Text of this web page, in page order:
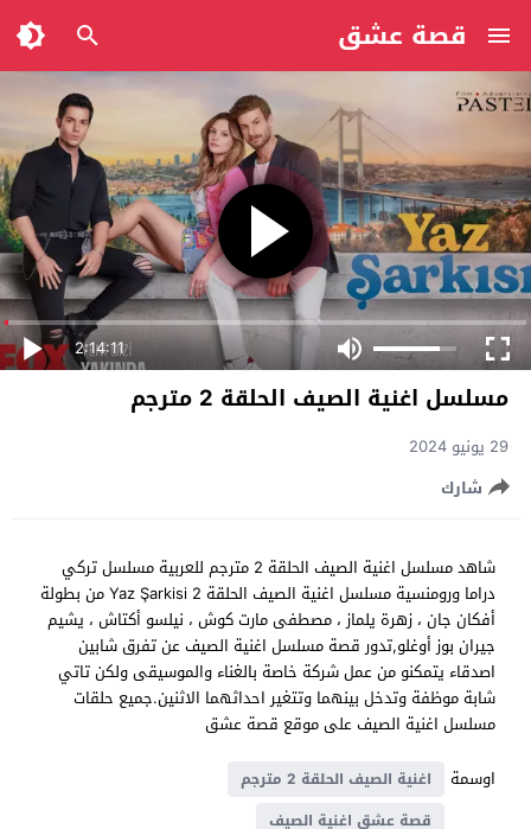
قصة عشق
2:14:11
مسلسل اغنية الصيف الحلقة 2 مترجم
29 يونيو 2024
شارك
شاهد مسلسل اغنية الصيف الحلقة 2 مترجم للعربية مسلسل تركي
دراما ورومنسية مسلسل اغنية الصيف الحلقة 2 Yaz Şarkisi من بطولة
أفكان جان ، زهرة يلماز ، مصطفى مارت كوش ، نيلسو أكتاش ، يشيم
جيران بوز أوغلو,تدور قصة مسلسل اغنية الصيف عن تفرق شابين
اصدقاء يتمكنو من عمل شركة خاصة بالغناء والموسيقى ولكن تاتي
شابة موظفة وتدخل بينهما وتتغير احداثهما الاثنين.جميع حلقات
مسلسل اغنية الصيف على موقع قصة عشق
اوسمة
اغنية الصيف الحلقة 2 مترجم
قصة عشق اغنية الصيف